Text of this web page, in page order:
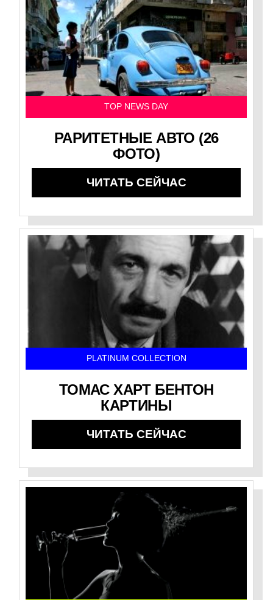
TOP NEWS DAY
РАРИТЕТНЫЕ АВТО (26
ФОТО)
ЧИТАТЬ СЕЙЧАС
PLATINUM COLLECTION
ТОМАС ХАРТ БЕНТОН
КАРТИНЫ
ЧИТАТЬ СЕЙЧАС